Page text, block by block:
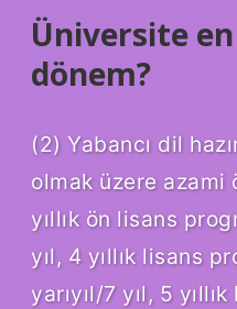
Üniversite
dönem?
(2) Yabancı dil
olmak üzere azami
yıllık ön lisans
yıl, 4 yıllık lisans
yarıyıl/7 yıl, 5